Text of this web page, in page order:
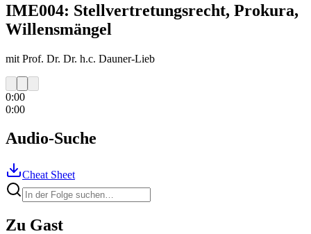
IME004: Stellvertretungsrecht, Prokura,
Willensmängel
mit Prof. Dr. Dr. h.c. Dauner-Lieb
0:00
0:00
Audio-Suche
Cheat Sheet
Zu Gast